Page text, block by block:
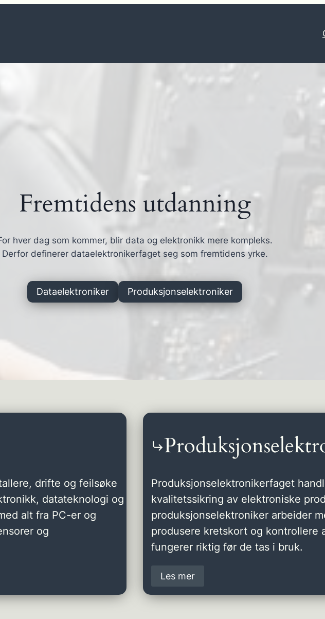
Fremtidens utdanning
hver dag som kommer, blir data og elektronikk mere kompleks.
Derfor definerer dataelektronikerfaget seg som fremtidens yrke.
Dataelektroniker Produksjonselektroniker
drifte og feilsøke
datateknologi og
alt fra PC-er og
og
Produksjonselektronikerfaget
kvalitetssikring av elektroniske
produksjonselektroniker arbeider
produsere kretskort og kontrollere
fungerer riktig før de tas i bruk.
Les mer